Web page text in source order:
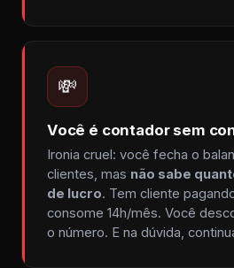
💸
Você é contador sem
Ironia cruel: você fecha o
clientes, mas não sabe
de lucro. Tem cliente
consome 14h/mês. Você
o número. E na dúvida,